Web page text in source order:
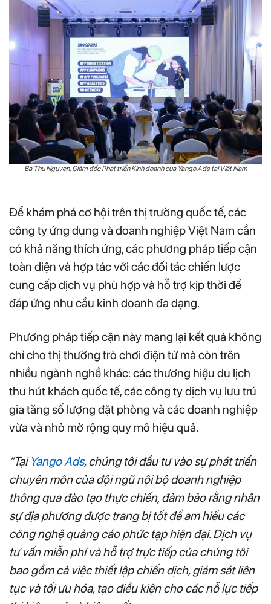
Bà Thu Nguyen, Giám đốc Phát triển Kinh doanh của Yango Ads tại Việt Nam
Để khám phá cơ hội trên thị trường quốc tế, các
công ty ứng dụng và doanh nghiệp Việt Nam cần
có khả năng thích ứng, các phương pháp tiếp cận
toàn diện và hợp tác với các đối tác chiến lược
cung cấp dịch vụ phù hợp và hỗ trợ kịp thời để
đáp ứng nhu cầu kinh doanh đa dạng.
Phương pháp tiếp cận này mang lại kết quả không
chỉ cho thị thường trò chơi điện tử mà còn trên
nhiều ngành nghề khác: các thương hiệu du lịch
thu hút khách quốc tế, các công ty dịch vụ lưu trú
gia tăng số lượng đặt phòng và các doanh nghiệp
vừa và nhỏ mở rộng quy mô hiệu quả.
“Tại Yango Ads, chúng tôi đầu tư vào sự phát triển
chuyên môn của đội ngũ nội bộ doanh nghiệp
thông qua đào tạo thực chiến, đảm bảo rằng nhân
sự địa phương được trang bị tốt để am hiểu các
công nghệ quảng cáo phức tạp hiện đại. Dịch vụ
tư vấn miễn phí và hỗ trợ trực tiếp của chúng tôi
bao gồm cả việc thiết lập chiến dịch, giám sát liên
tục và tối ưu hóa, tạo điều kiện cho các nỗ lực tiếp